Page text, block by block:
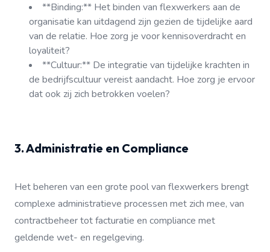
**Binding:** Het binden van flexwerkers aan de
organisatie kan uitdagend zijn gezien de tijdelijke aard
van de relatie. Hoe zorg je voor kennisoverdracht en
loyaliteit?
**Cultuur:** De integratie van tijdelijke krachten in
de bedrijfscultuur vereist aandacht. Hoe zorg je ervoor
dat ook zij zich betrokken voelen?
3. Administratie en Compliance
Het beheren van een grote pool van flexwerkers brengt
complexe administratieve processen met zich mee, van
contractbeheer tot facturatie en compliance met
geldende wet- en regelgeving.